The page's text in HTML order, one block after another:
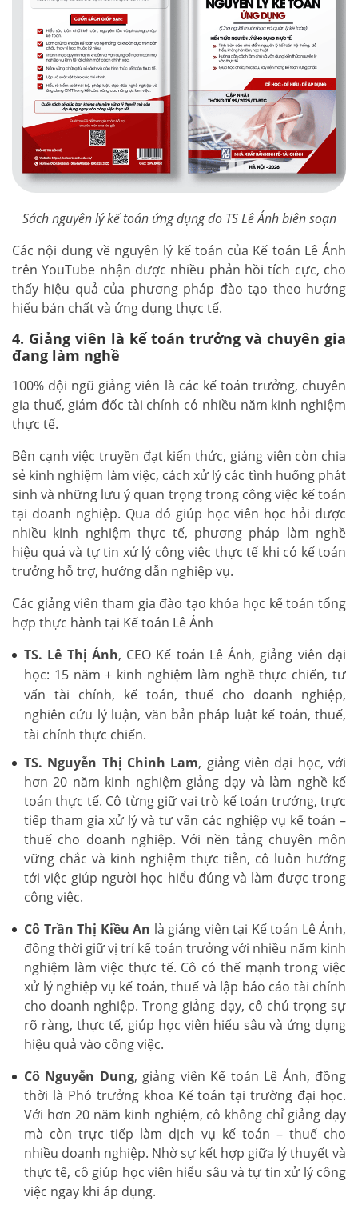
Sách nguyên lý kế toán ứng dụng do TS Lê Ánh biên soạn
Các nội dung về nguyên lý kế toán của Kế toán Lê Ánh
trên YouTube nhận được nhiều phản hồi tích cực, cho
thấy hiệu quả của phương pháp đào tạo theo hướng
hiểu bản chất và ứng dụng thực tế.
4. Giảng viên là kế toán trưởng và chuyên gia
đang làm nghề
100% đội ngũ giảng viên là các kế toán trưởng, chuyên
gia thuế, giám đốc tài chính có nhiều năm kinh nghiệm
thực tế.
Bên cạnh việc truyền đạt kiến thức, giảng viên còn chia
sẻ kinh nghiệm làm việc, cách xử lý các tình huống phát
sinh và những lưu ý quan trọng trong công việc kế toán
tại doanh nghiệp. Qua đó giúp học viên học hỏi được
nhiều kinh nghiệm thực tế, phương pháp làm nghề
hiệu quả và tự tin xử lý công việc thực tế khi có kế toán
trưởng hỗ trợ, hướng dẫn nghiệp vụ.
Các giảng viên tham gia đào tạo khóa học kế toán tổng
hợp thực hành tại Kế toán Lê Ánh
TS. Lê Thị Ánh, CEO Kế toán Lê Ánh, giảng viên đại
học: 15 năm + kinh nghiệm làm nghề thực chiến, tư
vấn tài chính, kế toán, thuế cho doanh nghiệp,
nghiên cứu lý luận, văn bản pháp luật kế toán, thuế,
tài chính thực chiến.
TS. Nguyễn Thị Chinh Lam, giảng viên đại học, với
hơn 20 năm kinh nghiệm giảng dạy và làm nghề kế
toán thực tế. Cô từng giữ vai trò kế toán trưởng, trực
tiếp tham gia xử lý và tư vấn các nghiệp vụ kế toán –
thuế cho doanh nghiệp. Với nền tảng chuyên môn
vững chắc và kinh nghiệm thực tiễn, cô luôn hướng
tới việc giúp người học hiểu đúng và làm được trong
công việc.
Cô Trần Thị Kiều An là giảng viên tại Kế toán Lê Ánh,
đồng thời giữ vị trí kế toán trưởng với nhiều năm kinh
nghiệm làm việc thực tế. Cô có thế mạnh trong việc
xử lý nghiệp vụ kế toán, thuế và lập báo cáo tài chính
cho doanh nghiệp. Trong giảng dạy, cô chú trọng sự
rõ ràng, thực tế, giúp học viên hiểu sâu và ứng dụng
hiệu quả vào công việc.
Cô Nguyễn Dung, giảng viên Kế toán Lê Ánh, đồng
thời là Phó trưởng khoa Kế toán tại trường đại học.
Với hơn 20 năm kinh nghiệm, cô không chỉ giảng dạy
mà còn trực tiếp làm dịch vụ kế toán – thuế cho
nhiều doanh nghiệp. Nhờ sự kết hợp giữa lý thuyết và
thực tế, cô giúp học viên hiểu sâu và tự tin xử lý công
việc ngay khi áp dụng.